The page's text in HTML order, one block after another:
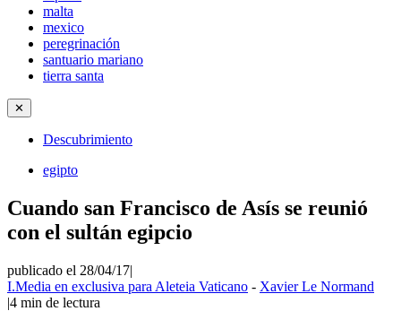
malta
mexico
peregrinación
santuario mariano
tierra santa
✕
Descubrimiento
egipto
Cuando san Francisco de Asís se reunió
con el sultán egipcio
publicado el 28/04/17|
I.Media en exclusiva para Aleteia Vaticano - Xavier Le Normand
|4 min de lectura